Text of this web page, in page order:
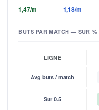
1,47/m
1,18/m
BUTS PAR MATCH — SUR %
LIGNE
Avg buts / match
Sur 0.5